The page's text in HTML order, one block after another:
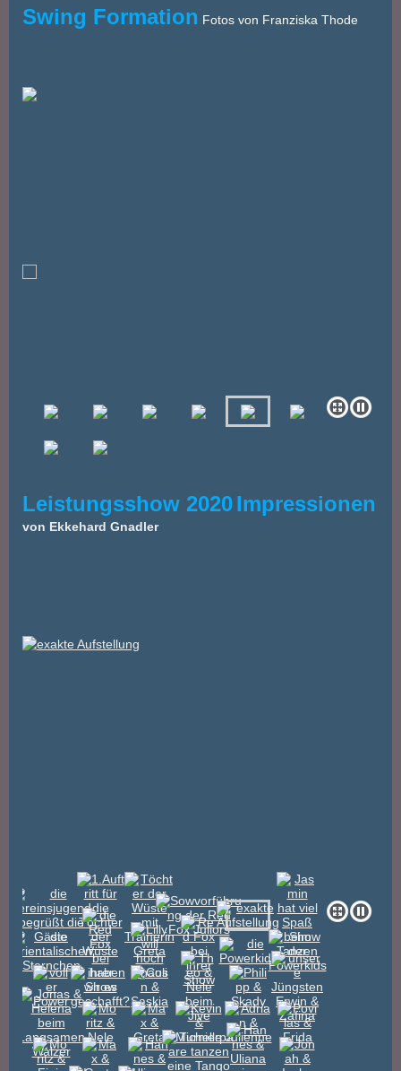
Swing Formation Fotos von Franziska Thode
Leistungsshow 2020Impressionen
von Ekkehard Gnadler